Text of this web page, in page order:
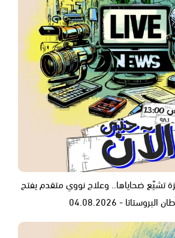
تشيّع ضحاياها.. وعلاج نووي متقدم يفتح
- 04.08.2026